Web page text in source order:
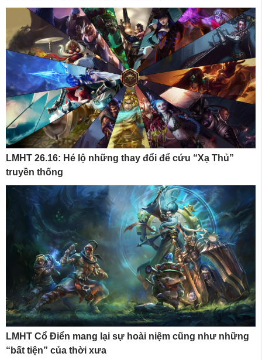
LMHT 26.16: Hé lộ những thay đổi để cứu “Xạ Thủ”
truyền thống
LMHT Cổ Điển mang lại sự hoài niệm cũng như những
“bất tiện” của thời xưa